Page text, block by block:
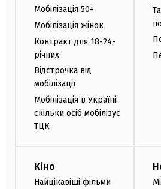
Мобілізація 50+
Мобілізація жінок
Контракт для 18-24-
річних
Відстрочка від
мобілізації
Мобілізація в Україні:
скільки осіб мобілізує
ТЦК
Кіно
Найцікавіші фільми